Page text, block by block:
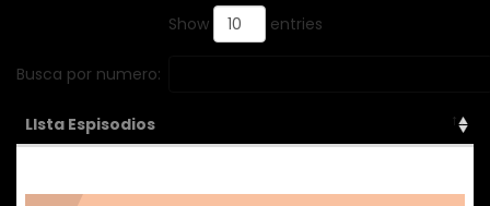
Show entries
Busca por numero:
LIsta Espisodios